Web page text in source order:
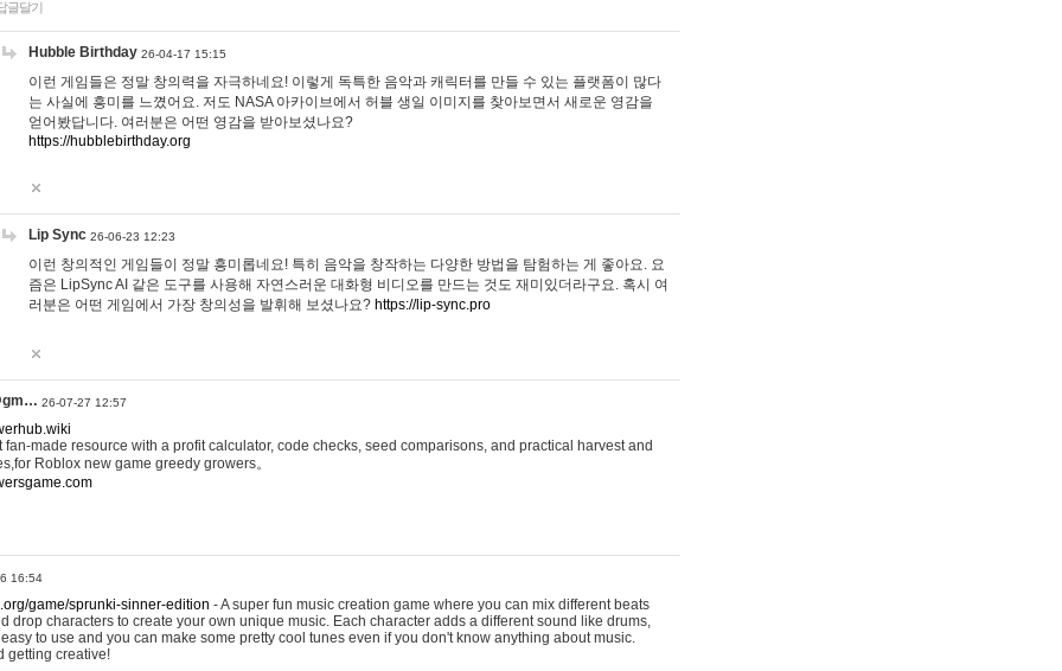
글달기
Hubble Birthday 26-04-17 15:15
이런 게임들은 정말 창의력을 자극하네요! 이렇게 독특한 음악과 캐릭터를 만들 수 있는 플랫폼이 많다
는 사실에 흥미를 느꼈어요. 저도 NASA 아카이브에서 허블 생일 이미지를 찾아보면서 새로운 영감을
얻어봤답니다. 여러분은 어떤 영감을 받아보셨나요?
https://hubblebirthday.org
Lip Sync 26-06-23 12:23
이런 창의적인 게임들이 정말 흥미롭네요! 특히 음악을 창작하는 다양한 방법을 탐험하는 게 좋아요. 요
즘은 LipSync AI 같은 도구를 사용해 자연스러운 대화형 비디오를 만드는 것도 재미있더라구요. 혹시 여
러분은 어떤 게임에서 가장 창의성을 발휘해 보셨나요? https://lip-sync.pro
26-07-27 12:57
made resource with a profit calculator, code checks, seed comparisons, and practical harvest and
Roblox new game greedy growers。
16:54
game/sprunki-sinner-edition - A super fun music creation game where you can mix different beats
drop characters to create your own unique music. Each character adds a different sound like drums,
to use and you can make some pretty cool tunes even if you don't know anything about music.
getting creative!